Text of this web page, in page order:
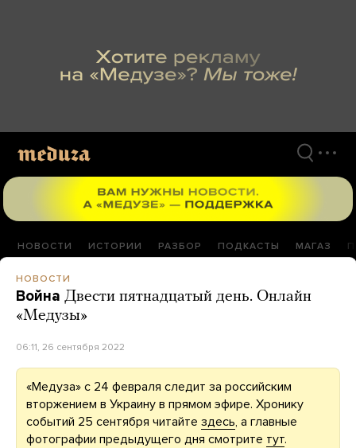
НОВОСТИ ИСТОРИИ РАЗБОР ПОДКАСТЫ МАГАЗ
НОВОСТИ
Война Двести пятнадцатый день. Онлайн
«Медузы»
06:11, 26 сентября 2022
«Медуза» с 24 февраля следит за российским
вторжением в Украину в прямом эфире. Хронику
событий 25 сентября читайте здесь, а главные
фотографии предыдущего дня смотрите тут.